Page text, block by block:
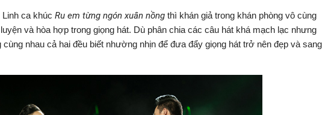
ca khúc Ru em từng ngón xuân nồng thì khán giả trong khán phòng vô cùng
và hòa hợp trong giọng hát. Dù phân chia các câu hát khá mạch lạc nhưng
cùng nhau cả hai đều biết nhường nhịn để đưa đẩy giọng hát trở nên đẹp và sang